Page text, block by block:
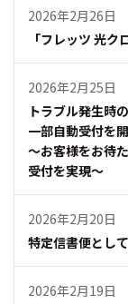
2026年2月26日
「フレッツ 光
2026年2月25日
トラブル発生時
一部自動受付を
～お客様をお待
受付を実現～
2026年2月20日
特定信書便とし
2026年2月19日